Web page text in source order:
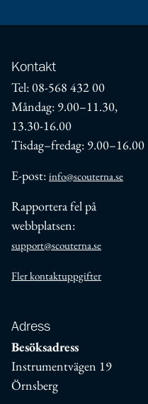
Kontakt
Tel: 08-568 432 00
Måndag: 9.00–11.30,
13.30-16.00
Tisdag–fredag: 9.00–16.00
E-post: info@scouterna.se
Rapportera fel på
webbplatsen:
support@scouterna.se
Fler kontaktuppgifter
Adress
Besöksadress
Instrumentvägen 19
Örnsberg